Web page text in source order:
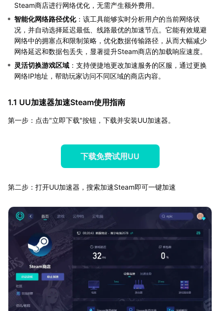
Steam商店进行网络优化，无需产生额外费用。
智能化网络路径优化：该工具能够实时分析用户的当前网络状
况，并自动选择延迟最低、线路最优的加速节点。它能有效规避
网络中的拥塞点和限制策略，优化数据传输路径，从而大幅减少
网络延迟和数据包丢失，显著提升Steam商店的加载响应速度。
灵活切换游戏区域 ：支持便捷地更改加速服务的区服，通过更换
网络IP地址，帮助玩家访问不同区域的商店内容。
1.1 UU加速器加速Steam使用指南
第一步：点击"立即下载"按钮，下载并安装UU加速器。
下载免费试用UU
第二步：打开UU加速器，搜索加速Steam即可一键加速